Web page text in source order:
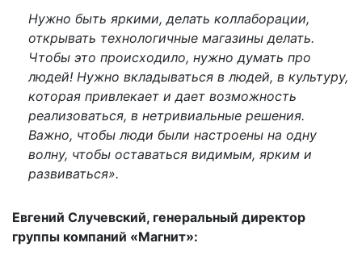
Нужно быть яркими, делать коллаборации,
открывать технологичные магазины делать.
Чтобы это происходило, нужно думать про
людей! Нужно вкладываться в людей, в культуру,
которая привлекает и дает возможность
реализоваться, в нетривиальные решения.
Важно, чтобы люди были настроены на одну
волну, чтобы оставаться видимым, ярким и
развиваться».
Евгений Случевский, генеральный директор
группы компаний «Магнит»: